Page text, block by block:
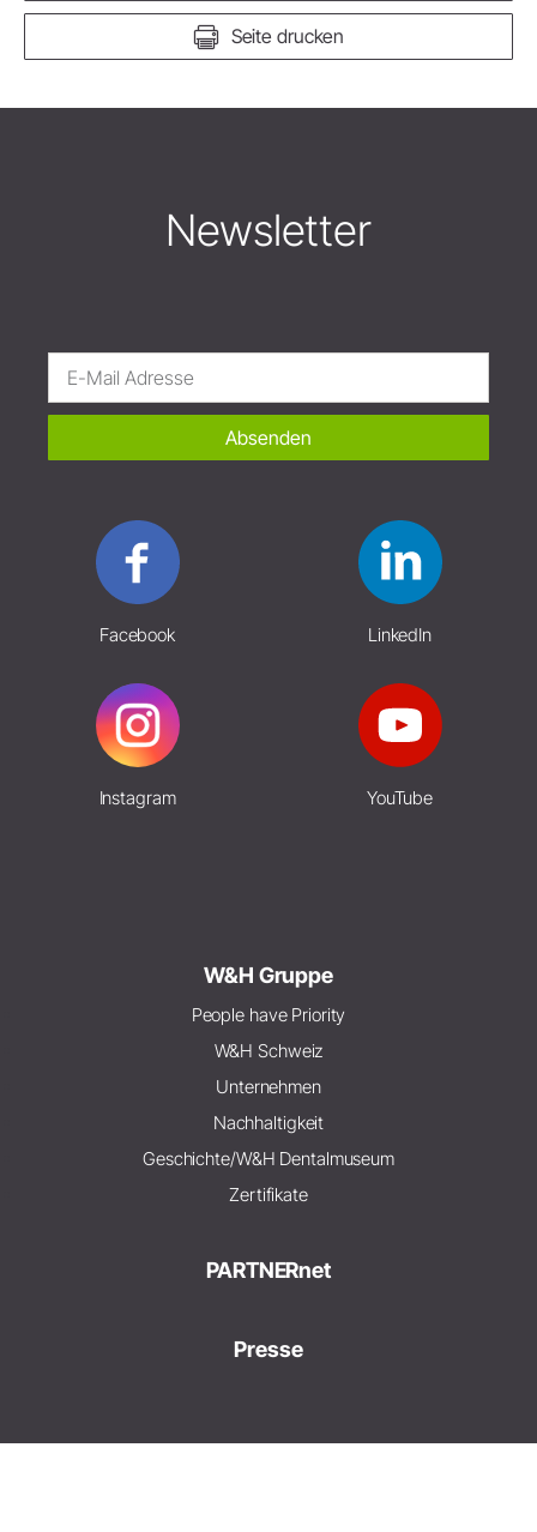
Seite drucken
Newsletter
Absenden
Facebook LinkedIn
Instagram YouTube
W&H Gruppe
People have Priority
W&H Schweiz
Unternehmen
Nachhaltigkeit
Geschichte/W&H Dentalmuseum
Zertifikate
PARTNERnet
Presse